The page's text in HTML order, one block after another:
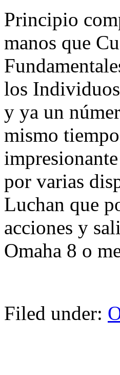
Principio
manos que
los Individuos
y ya un
mismo
por varias
Luchan que
acciones y
Omaha 8 o
Filed under: